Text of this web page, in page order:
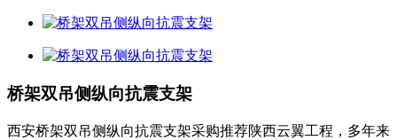
桥架双吊侧纵向抗震支架
西安桥架双吊侧纵向抗震支架采购推荐陕西云翼工程，多年来